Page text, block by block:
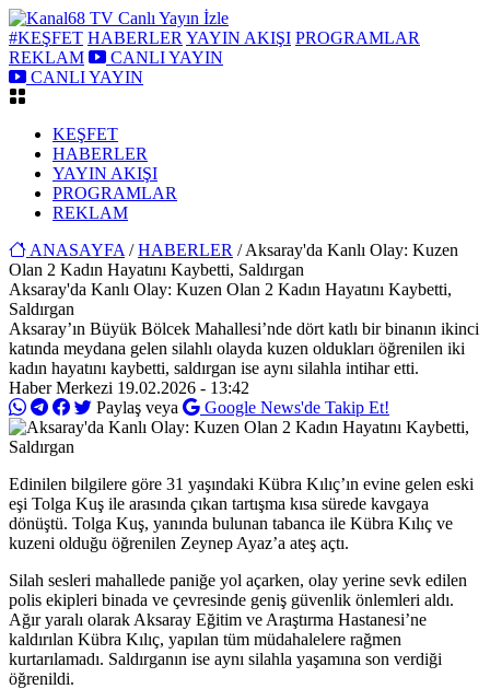
#KEŞFET HABERLER YAYIN AKIŞI PROGRAMLAR
REKLAM
CANLI YAYIN
CANLI YAYIN
KEŞFET
HABERLER
YAYIN AKIŞI
PROGRAMLAR
REKLAM
ANASAYFA /HABERLER / Aksaray'da Kanlı Olay: Kuzen
Olan 2 Kadın Hayatını Kaybetti, Saldırgan
Aksaray'da Kanlı Olay: Kuzen Olan 2 Kadın Hayatını Kaybetti,
Saldırgan
Aksaray’ın Büyük Bölcek Mahallesi’nde dört katlı bir binanın ikinci
katında meydana gelen silahlı olayda kuzen oldukları öğrenilen iki
kadın hayatını kaybetti, saldırgan ise aynı silahla intihar etti.
Haber Merkezi 19.02.2026 - 13:42
Paylaş veya
Google News'de Takip Et!
Edinilen bilgilere göre 31 yaşındaki Kübra Kılıç’ın evine gelen eski
eşi Tolga Kuş ile arasında çıkan tartışma kısa sürede kavgaya
dönüştü. Tolga Kuş, yanında bulunan tabanca ile Kübra Kılıç ve
kuzeni olduğu öğrenilen Zeynep Ayaz’a ateş açtı.
Silah sesleri mahallede paniğe yol açarken, olay yerine sevk edilen
polis ekipleri binada ve çevresinde geniş güvenlik önlemleri aldı.
Ağır yaralı olarak Aksaray Eğitim ve Araştırma Hastanesi’ne
kaldırılan Kübra Kılıç, yapılan tüm müdahalelere rağmen
kurtarılamadı. Saldırganın ise aynı silahla yaşamına son verdiği
öğrenildi.